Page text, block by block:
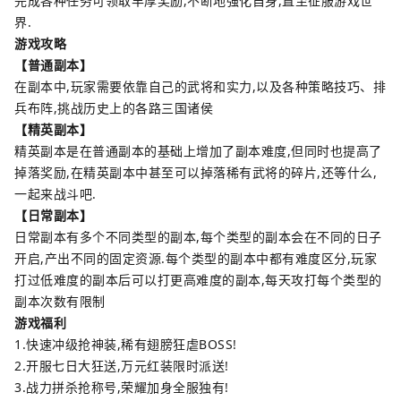
界.
游戏攻略
【普通副本】
在副本中,玩家需要依靠自己的武将和实力,以及各种策略技巧、排
兵布阵,挑战历史上的各路三国诸侯
【精英副本】
精英副本是在普通副本的基础上增加了副本难度,但同时也提高了
掉落奖励,在精英副本中甚至可以掉落稀有武将的碎片,还等什么,
一起来战斗吧.
【日常副本】
日常副本有多个不同类型的副本,每个类型的副本会在不同的日子
开启,产出不同的固定资源.每个类型的副本中都有难度区分,玩家
打过低难度的副本后可以打更高难度的副本,每天攻打每个类型的
副本次数有限制
游戏福利
1.快速冲级抢神装,稀有翅膀狂虐BOSS!
2.开服七日大狂送,万元红装限时派送!
3.战力拼杀抢称号,荣耀加身全服独有!